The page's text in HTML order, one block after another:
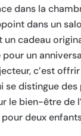
dans la
dans un
cadeau
un
c’est
se distingue
le bien-être
deux